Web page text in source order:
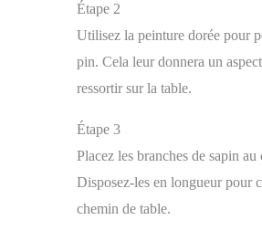
Étape 2
Utilisez la peinture dorée pour
pin. Cela leur donnera un
ressortir sur la table.
Étape 3
Placez les branches de sapin au
Disposez-les en longueur pour
chemin de table.